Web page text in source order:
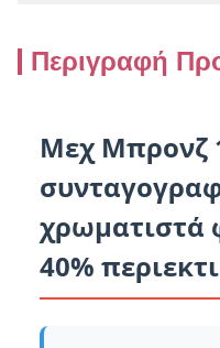
Περιγραφή
Μεχ Μπρονζ
χρωματιστά
40%